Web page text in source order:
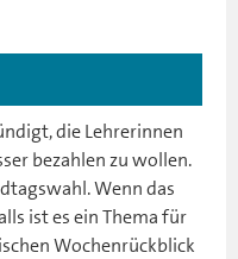
die Lehrerinnen
bezahlen zu wollen.
Wenn das
ist es ein Thema für
Wochenrückblick